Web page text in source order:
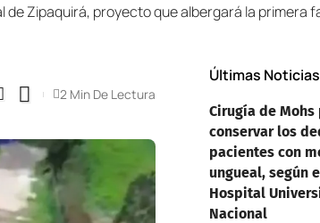
Zipaquirá, proyecto que albergará la primera
2 Min De Lectura
Últimas Noticias
Cirugía de
conservar los
pacientes con
ungueal, según
Hospital
Nacional